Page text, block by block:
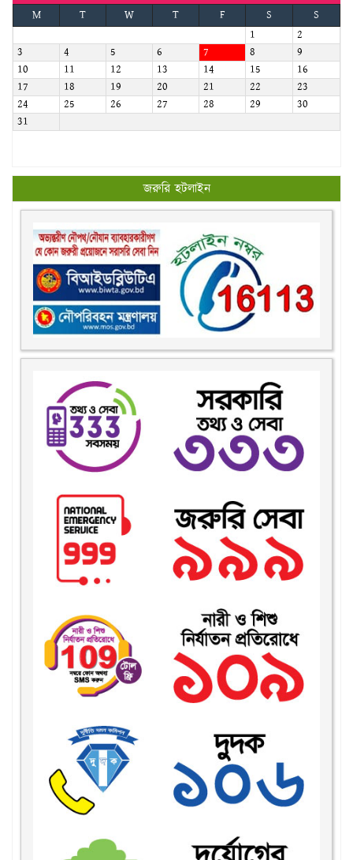
M T W T F S
S
1
2
3
4 5 6 7 8
9
10
11 12 13 14 15
16
17
18 19 20 21 22
23
24
25 26 27 28 29
30
31
জরুরি হটলাইন